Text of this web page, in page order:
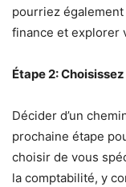
pourriez
finance et explorer
Étape 2:
Décider d’un
prochaine étape
choisir de vous
la comptabilité, y